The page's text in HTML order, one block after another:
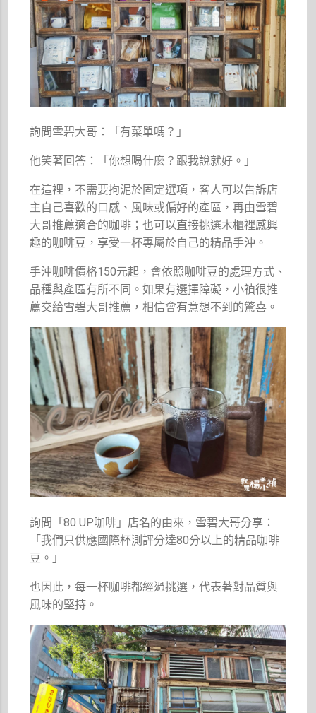
詢問雪碧大哥：「有菜單嗎？」
他笑著回答：「你想喝什麼？跟我說就好。」
在這裡，不需要拘泥於固定選項，客人可以告訴店
主自己喜歡的口感、風味或偏好的產區，再由雪碧
大哥推薦適合的咖啡；也可以直接挑選木櫃裡感興
趣的咖啡豆，享受一杯專屬於自己的精品手沖。
手沖咖啡價格150元起，會依照咖啡豆的處理方式、
品種與產區有所不同。如果有選擇障礙，小禎很推
薦交給雪碧大哥推薦，相信會有意想不到的驚喜。
詢問「80 UP咖啡」店名的由來，雪碧大哥分享：
「我們只供應國際杯測評分達80分以上的精品咖啡
豆。」
也因此，每一杯咖啡都經過挑選，代表著對品質與
風味的堅持。